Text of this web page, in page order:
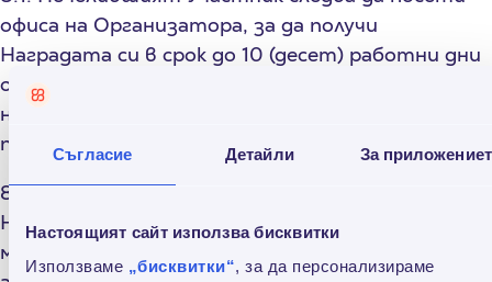
Съгласие Детайли За
Настоящият сайт използва бисквитки
Използваме „бисквитки“, за да персонализираме
офиса на Организатора, за да получи
Наградата си в срок до 10 (десет) работни дни
от получаване на съобщението по т.VI.7.3., но
не по–късно от 30 (тридесет) работни дни от
получаване на съобщението по т.VI.7.3.
8.2. Печелившият Участник може да получи
Наградата си всеки работен ден в часовете
между 10.00 ч. и 18.00 ч. на посочената локация,